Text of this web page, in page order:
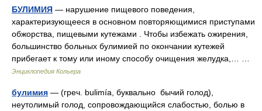
БУЛИМИЯ — нарушение пищевого поведения,
характеризующееся в основном повторяющимися приступами
обжорства, пищевыми кутежами . Чтобы избежать ожирения,
большинство больных булимией по окончании кутежей
прибегает к тому или иному способу очищения желудка,… …
Энциклопедия Кольера
булимия — (греч. bulimía, буквально бычий голод),
неутолимый голод, сопровождающийся слабостью, болью в